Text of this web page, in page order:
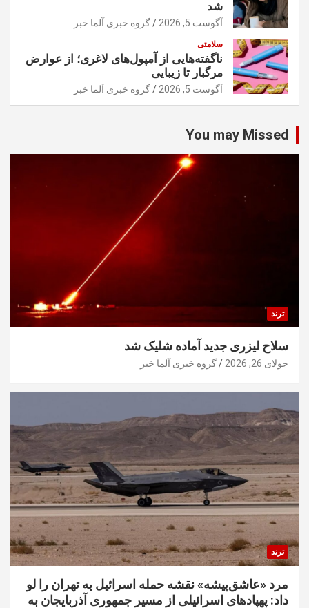
شد
آگوست 5, 2026 گروه خبری آلما خبر
سلامتی
ناگفته‌هایی از آمپول‌های لاغری؛ از عوارض
مرگبار تا زیبایی
آگوست 5, 2026 گروه خبری آلما خبر
You may Missed
ترند
سلاح لیزری جدید آماده شلیک شد
جولای 26, 2026 گروه خبری آلما خبر
ترند
مرد «عاشق‌پیشه» نقشه حمله اسرائیل به تهران را لو
داد: پهپادهای اسرائیلی از مسیر جمهوری آذربایجان به